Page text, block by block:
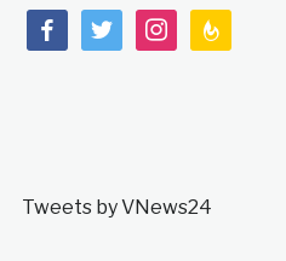
facebooktwitterinstagramfeedburner
Tweets by VNews24